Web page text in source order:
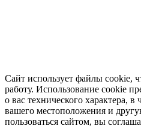
Сайт использует файлы cookie,
работу. Использование cookie
о вас технического характера, в
вашего местоположения и
пользоваться сайтом, вы